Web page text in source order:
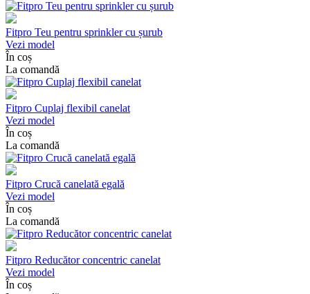
Fitpro Teu pentru sprinkler cu șurub
Vezi model
În coș
La comandă
Fitpro Cuplaj flexibil canelat
Vezi model
În coș
La comandă
Fitpro Crucă canelată egală
Vezi model
În coș
La comandă
Fitpro Reducător concentric canelat
Vezi model
În coș